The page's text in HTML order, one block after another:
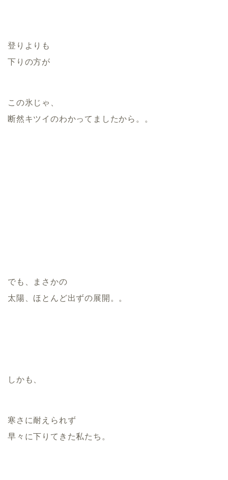
登りよりも
下りの方が
この氷じゃ、
断然キツイのわかってましたから。。
でも、まさかの
太陽、ほとんど出ずの展開。。
しかも、
寒さに耐えられず
早々に下りてきた私たち。